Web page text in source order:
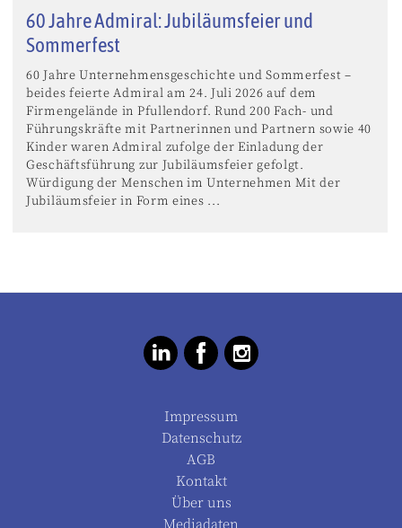
60 Jahre Admiral: Jubiläumsfeier und
Sommerfest
60 Jahre Unternehmensgeschichte und Sommerfest –
beides feierte Admiral am 24. Juli 2026 auf dem
Firmengelände in Pfullendorf. Rund 200 Fach- und
Führungskräfte mit Partnerinnen und Partnern sowie 40
Kinder waren Admiral zufolge der Einladung der
Geschäftsführung zur Jubiläumsfeier gefolgt.
Würdigung der Menschen im Unternehmen Mit der
Jubiläumsfeier in Form eines ...
Impressum
Datenschutz
AGB
Kontakt
Über uns
Mediadaten